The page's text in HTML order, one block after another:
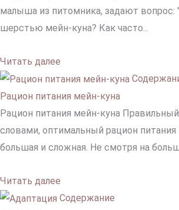
малыша из питомника, задают вопрос:
шерстью мейн-куна? Как часто...
Читать далее
Рацион питания мейн-куна
Рацион питания мейн-куна
словами, оптимальный рацион
большая и сложная. Не смотря на
Читать далее
Содержание